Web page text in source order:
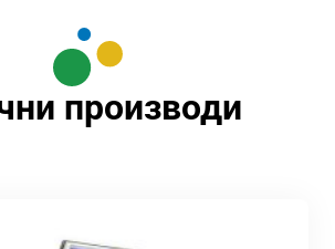
производи